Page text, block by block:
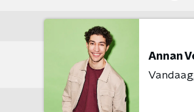
Annan
Vandaag